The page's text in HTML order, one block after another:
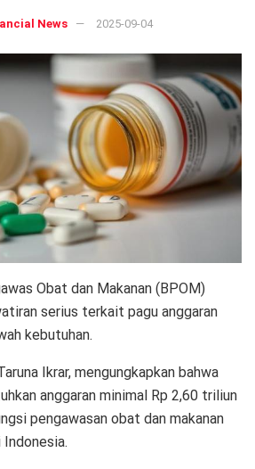
News 2025-09-04
Obat dan Makanan (BPOM)
serius terkait pagu anggaran
kebutuhan.
Ikrar, mengungkapkan bahwa
anggaran minimal Rp 2,60 triliun
pengawasan obat dan makanan